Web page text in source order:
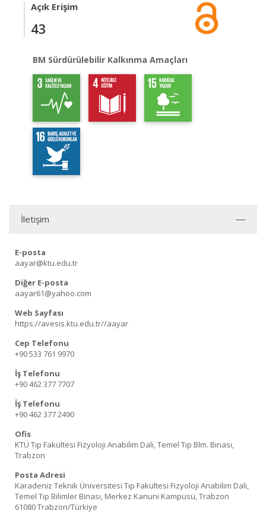
Açık Erişim
43
BM Sürdürülebilir Kalkınma Amaçları
İletişim
E-posta
aayar@ktu.edu.tr
Diğer E-posta
aayar61@yahoo.com
Web Sayfası
https://avesis.ktu.edu.tr//aayar
Cep Telefonu
+90 533 761 9970
İş Telefonu
+90 462 377 7707
İş Telefonu
+90 462 377 2490
Ofis
KTÜ Tıp Fakültesi Fizyoloji Anabilim Dalı, Temel Tıp Blm. Binası,
Trabzon
Posta Adresi
Karadeniz Teknik Üniversitesi Tıp Fakültesi Fizyoloji Anabilim Dalı,
Temel Tıp Bilimler Binası, Merkez Kanuni Kampüsü, Trabzon
61080 Trabzon/Türkiye